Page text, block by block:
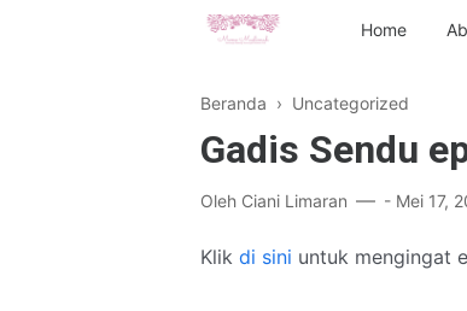
Home
Beranda › Uncategorized
Gadis Sendu
Oleh Ciani Limaran - Mei 17,
Klik di sini untuk mengingat